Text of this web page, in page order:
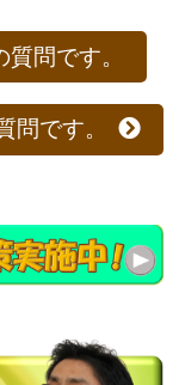
問です。
問です。